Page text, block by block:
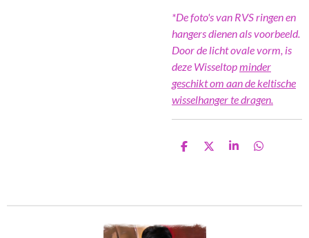
*De foto's van RVS ringen en
hangers dienen als voorbeeld.
Door de licht ovale vorm, is
deze Wisseltopminder
geschikt om aan de keltische
wisselhanger te dragen.
D
D
S
D